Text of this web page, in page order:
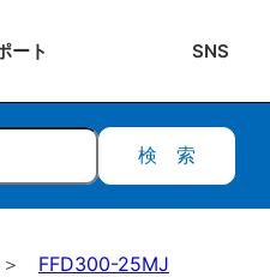
ート SNS
検索
FFD300-25MJ